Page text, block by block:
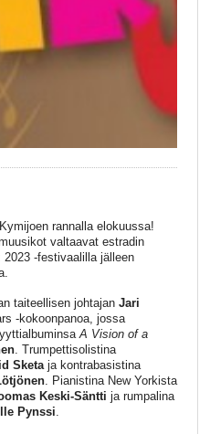
rannalla elokuussa!
valtaavat estradin
-festivaalilla jälleen
taiteellisen johtajan Jari
-kokoonpanoa, jossa
A Vision of a
. Trumpettisolistina
Sketaja kontrabasistina
. Pianistina New Yorkista
Keski-Säntti ja rumpalina
Pynssi.